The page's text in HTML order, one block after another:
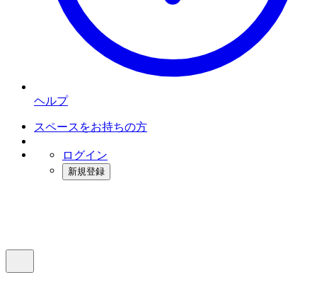
ヘルプ
スペースをお持ちの方
ログイン
新規登録